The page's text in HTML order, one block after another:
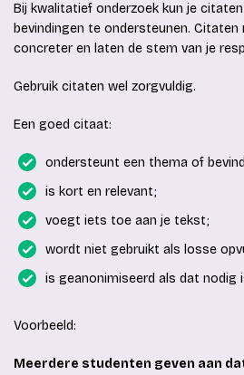
Bij kwalitatief onderzoek kun je
bevindingen te ondersteunen.
concreter en laten de stem van je
Gebruik citaten wel zorgvuldig.
Een goed citaat:
ondersteunt een thema of
is kort en relevant;
voegt iets toe aan je tekst;
wordt niet gebruikt als losse
is geanonimiseerd als dat nodig
Voorbeeld:
Meerdere studenten geven aan